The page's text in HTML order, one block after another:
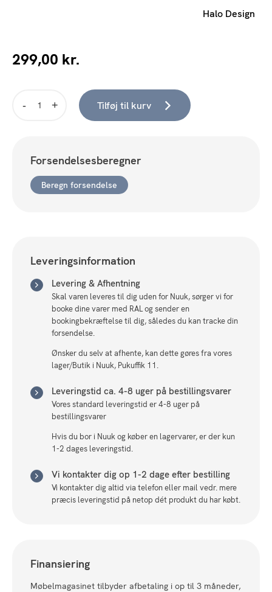
Halo Design
299,00 kr.
Tilføj til kurv
Forsendelsesberegner
Beregn forsendelse
Leveringsinformation
Levering & Afhentning
Skal varen leveres til dig uden for Nuuk, sørger vi for
booke dine varer med RAL og sender en
bookingbekræftelse til dig, således du kan tracke din
forsendelse.
Ønsker du selv at afhente, kan dette gøres fra vores
lager/Butik i Nuuk, Pukuffik 11.
Leveringstid ca. 4-8 uger på bestillingsvarer
Vores standard leveringstid er 4-8 uger på
bestillingsvarer
Hvis du bor i Nuuk og køber en lagervarer, er der kun
1-2 dages leveringstid.
Vi kontakter dig op 1-2 dage efter bestilling
Vi kontakter dig altid via telefon eller mail vedr. mere
præcis leveringstid på netop dét produkt du har købt.
Finansiering
Møbelmagasinet tilbyder afbetaling i op til 3 måneder,